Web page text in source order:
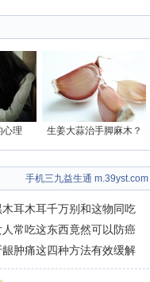
心理 生姜大蒜治手脚麻木？
手机三九益生通 m.39yst.com
木耳木耳千万别和这物同吃
人常吃这东西竟然可以防癌
龈肿痛这四种方法有效缓解